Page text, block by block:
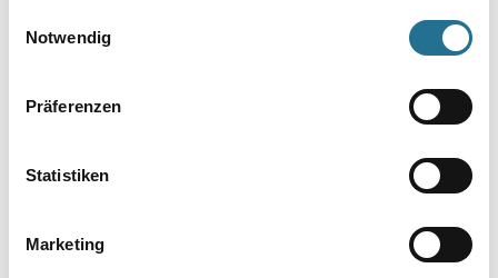
Notwendig
Präferenzen
Statistiken
Marketing
Umrechnungsfaktoren